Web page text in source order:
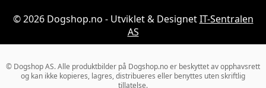
© 2026 Dogshop.no - Utviklet & DesignetIT-Sentralen
AS
© Dogshop AS. Alle produktbilder på Dogshop.no er beskyttet av opphavsrett
og kan ikke kopieres, lagres, distribueres eller benyttes uten skriftlig
tillatelse.